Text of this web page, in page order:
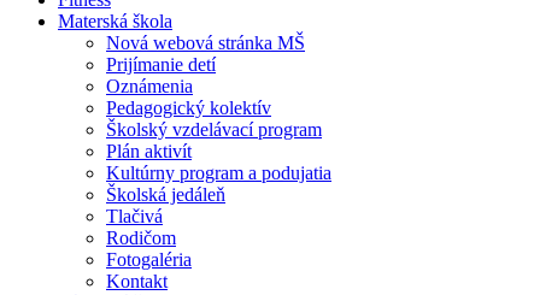
Materská škola
Nová webová stránka MŠ
Prijímanie detí
Oznámenia
Pedagogický kolektív
Školský vzdelávací program
Plán aktivít
Kultúrny program a podujatia
Školská jedáleň
Tlačivá
Rodičom
Fotogaléria
Kontakt